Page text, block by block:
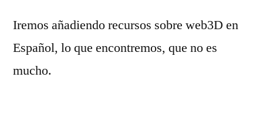
Español
Iremos añadiendo recursos sobre web3D en
Español, lo que encontremos, que no es
mucho.